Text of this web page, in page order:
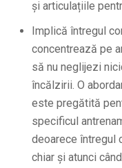
și articulațiile
Implică întregul
concentrează pe
să nu neglijezi
încălzirii. O
este pregătită
specificul
deoarece întregul
chiar și atunci